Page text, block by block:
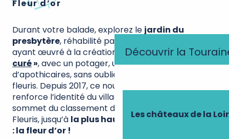
Découvrir la
Les châteaux de la
Fleur d’or
Durant votre balade, explorez le jardin du
presbytère, réhabilité par plusieurs spécialistes
ayant œuvré à la création d’un vrai «jardin de
curé», avec un potager, un verger, des carrés
d’apothicaires, sans oublier les superbes massifs
fleuris. Depuis 2017, ce nouvel espace vert
renforce l’identité du village, hissant Chédigny au
sommet du classement des Villes et Villages
Fleuris, jusqu’à la plus haute récompense en 2019
: la fleur d’or !